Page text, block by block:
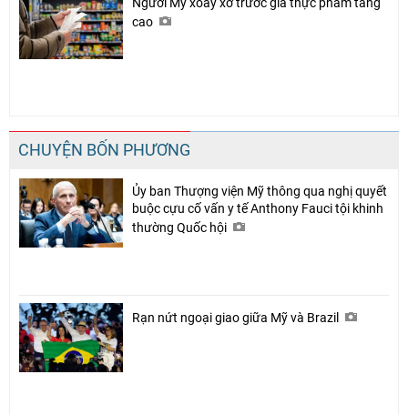
Người Mỹ xoay xở trước giá thực phẩm tăng
cao
CHUYỆN BỐN PHƯƠNG
Ủy ban Thượng viện Mỹ thông qua nghị quyết
buộc cựu cố vấn y tế Anthony Fauci tội khinh
thường Quốc hội
Rạn nứt ngoại giao giữa Mỹ và Brazil